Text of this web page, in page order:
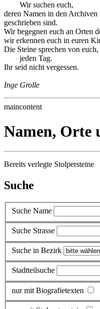
Wir suchen euch,
deren Namen in den
geschrieben sind.
Wir begegnen euch an Orten
wir erkennen euch in euren
Die Steine sprechen von euch,
jeden Tag.
Ihr seid nicht vergessen.
Inge Grolle
maincontent
Namen, Orte
Bereits verlegte Stolpersteine
Suche
Suche Name
Suche Strasse
Suche in Bezirk
Stadtteilsuche
nur mit Biografietexten